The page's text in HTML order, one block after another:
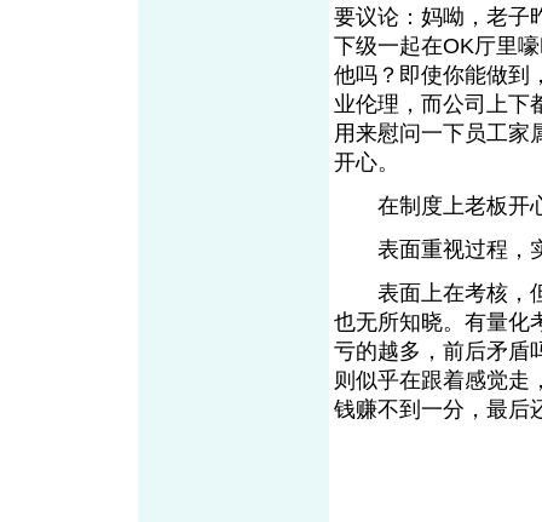
要议论：妈呦，老子
下级一起在OK厅里
他吗？即使你能做到
业伦理，而公司上下
用来慰问一下员工家
开心。
在制度上老板开心
表面重视过程，
表面上在考核，但
也无所知晓。有量化
亏的越多，前后矛盾
则似乎在跟着感觉走
钱赚不到一分，最后